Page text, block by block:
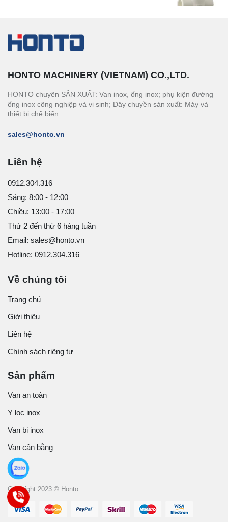
HONTO MACHINERY (VIETNAM) CO.,LTD.
HONTO chuyên SẢN XUẤT: Van inox, ống inox; phụ kiện đường
ống inox công nghiệp và vi sinh; Dây chuyền sản xuất: Máy và
thiết bị chế biến.
sales@honto.vn
Liên hệ
0912.304.316
Sáng: 8:00 - 12:00
Chiều: 13:00 - 17:00
Thứ 2 đến thứ 6 hàng tuần
Email: sales@honto.vn
Hotline: 0912.304.316
Về chúng tôi
Trang chủ
Giới thiệu
Liên hệ
Chính sách riêng tư
Sản phẩm
Van an toàn
Y lọc inox
Van bi inox
Van cân bằng
Copyright 2023 © Honto